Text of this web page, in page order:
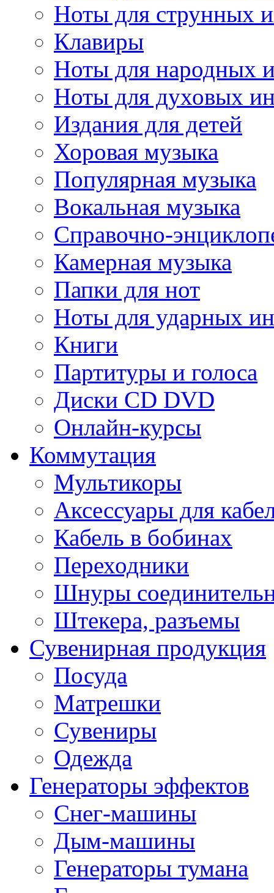
Ноты для струнных
Клавиры
Ноты для народных
Ноты для духовых
Издания для детей
Хоровая музыка
Популярная музыка
Вокальная музыка
Справочно-
Камерная музыка
Папки для нот
Ноты для ударных
Книги
Партитуры и голоса
Диски CD DVD
Онлайн-курсы
Коммутация
Мультикоры
Аксессуары для
Кабель в бобинах
Переходники
Шнуры
Штекера, разъемы
Сувенирная продукция
Посуда
Матрешки
Сувениры
Одежда
Генераторы эффектов
Снег-машины
Дым-машины
Генераторы тумана